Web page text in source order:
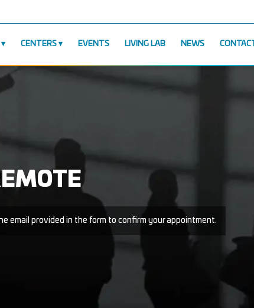
CENTERS EVENTS LIVING LAB NEWS CONTACT
email provided in the form to confirm your appointment.